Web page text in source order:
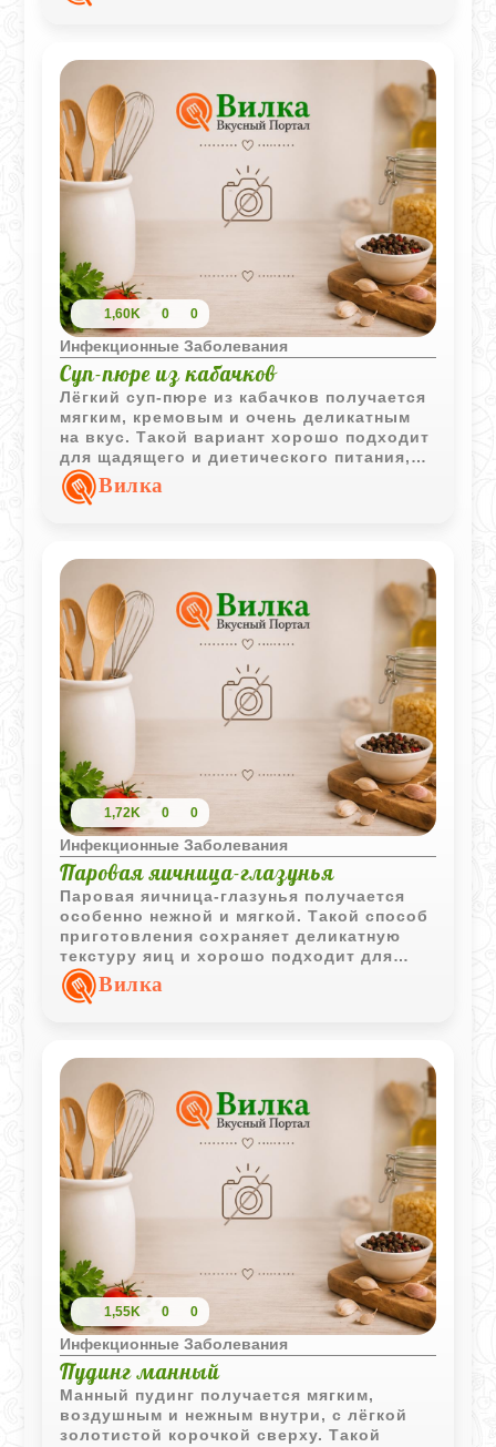
1,60K 0 0
Инфекционные Заболевания
Суп-пюре из кабачков
Лёгкий суп-пюре из кабачков получается
мягким, кремовым и очень деликатным
на вкус. Такой вариант хорошо подходит
для щадящего и диетического питания,
особенно в тёпом виде с небольшим
кусочком сливочного масла.
Вилка
1,72K 0 0
Инфекционные Заболевания
Паровая яичница-глазунья
Паровая яичница-глазунья получается
особенно нежной и мягкой. Такой способ
приготовления сохраняет деликатную
текстуру яиц и хорошо подходит для
лёгкого и щадящего питания.
Вилка
1,55K 0 0
Инфекционные Заболевания
Пудинг манный
Манный пудинг получается мягким,
воздушным и нежным внутри, с лёгкой
золотистой корочкой сверху. Такой